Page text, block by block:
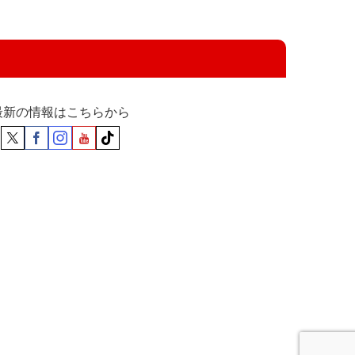
新の情報はこちらから